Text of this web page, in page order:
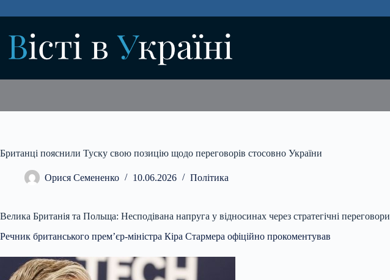
до
Британці пояснили Туску свою позицію щодо переговорів стосовно України
Орися Семененко 10.06.2026 Політика
Велика Британія та Польща: Несподівана напруга у відносинах через стратегічні переговори
Речник британського прем’єр-міністра Кіра Стармера офіційно прокоментував